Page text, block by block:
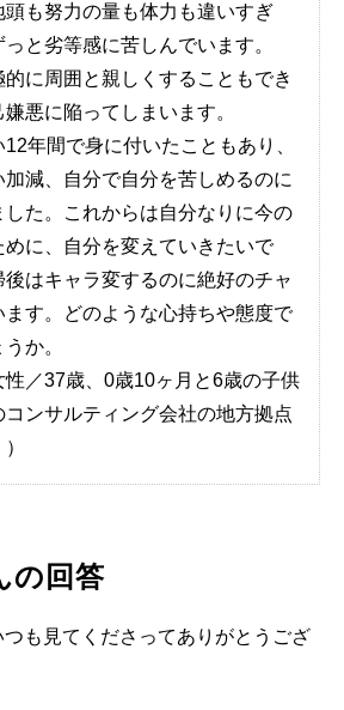
も努力の量も体力も違いすぎ
と劣等感に苦しんでいます。
に周囲と親しくすることもでき
悪に陥ってしまいます。
年間で身に付いたこともあり、
減、自分で自分を苦しめるのに
した。これからは自分なりに今の
に、自分を変えていきたいで
はキャラ変するのに絶好のチャ
ます。どのような心持ちや態度で
か。
性／37歳、0歳10ヶ月と6歳の子供
ンサルティング会社の地方拠点
の回答
も見てくださってありがとうござ